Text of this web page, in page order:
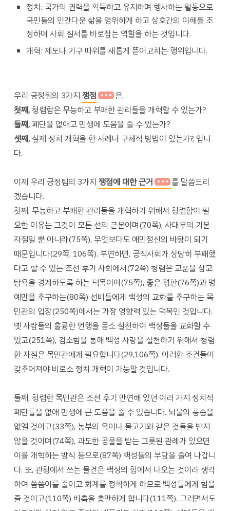
정치: 국가의 권력을 획득하고 유지하며 행사하는 활동으로
국민들의 인간다운 삶을 영위하게 하고 상호간의 이해를 조
정하며 사회 질서를 바로잡는 역할을 하는 것입니다.
개혁: 제도나 기구 따위를 새롭게 뜯어고치는 행위입니다.
우리 긍정팀의 3가지 쟁점
은,
첫째,청렴함은 무능하고 부패한 관리들을 개혁할 수 있는가?
둘째,폐단을 없애고 민생에 도움을 줄 수 있는가?
셋째,실제 정치 개혁을 한 사례나 구체적 방법이 있는가?, 입니
다.
이제 우리 긍정팀의 3가지 쟁점에 대한 근거
를 말씀드리
겠습니다.
첫째, 무능하고 부패한 관리들을 개혁하기 위해서 청렴함이 필
요한 이유는 그것이 모든 선의 근본이며(70쪽), 사대부의 기본
자질일 뿐 아니라(75쪽), 무엇보다도 애민정신의 바탕이 되기
때문입니다(29쪽, 106쪽). 부연하면, 공직사회가 상당히 부패했
다고 할 수 있는 조선 후기 사회에서(72쪽) 청렴은 교훈을 삼고
탐욕을 경계하도록 하는 덕목이며(75쪽), 좋은 평판(76쪽)과 명
예만을 추구하는(80쪽) 선비들에게 백성의 교화를 추구하는 목
민관의 입장(250쪽)에서는 가장 영향력 있는 덕목인 것입니다.
옛 사람들의 훌륭한 언행을 몸소 실천하여 백성들을 교화할 수
있고(251쪽), 검소함을 통해 백성 사랑을 실천하기 위해서 청렴
한 자질은 목민관에게 필요합니다(29,106쪽). 이러한 조건들이
갖추어져야 비로소 정치 개혁이 가능할 것입니다.
둘째, 청렴한 목민관은 조선 후기 만연해 있던 여러 가지 정치적
폐단들을 없애 민생에 큰 도움을 줄 수 있습니다. 뇌물의 풍습을
없앨 것이고(33쪽), 농부의 옥이나 물고기와 같은 것들을 받지
않을 것이며(74쪽), 과도한 공물을 받는 그릇된 관례가 있으면
이를 개혁하는 방식 등으로(87쪽) 백성들의 부담을 줄여 나갑니
다. 또, 관청에서 쓰는 물건은 백성의 힘에서 나오는 것이라 생각
하여 씀씀이를 줄이고 회계를 정확하게 하므로 백성들에게 힘을
줄 것이고(110쪽) 비축을 충만하게 합니다(111쪽). 그러면서도